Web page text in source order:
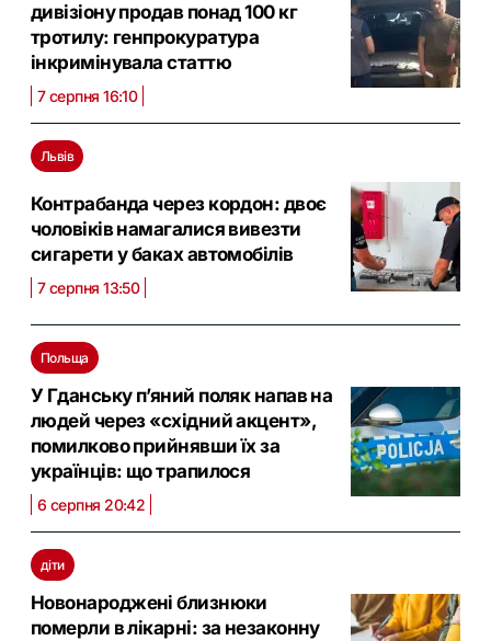
дивізіону продав понад 100 кг
тротилу: генпрокуратура
інкримінувала статтю
7 серпня 16:10
Львів
Контрабанда через кордон: двоє
чоловіків намагалися вивезти
сигарети у баках автомобілів
7 серпня 13:50
Польща
У Гданську п’яний поляк напав на
людей через «східний акцент»,
помилково прийнявши їх за
українців: що трапилося
6 серпня 20:42
діти
Новонароджені близнюки
померли в лікарні: за незаконну